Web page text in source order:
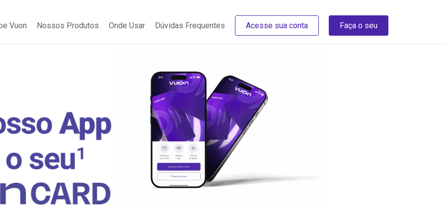
Vuon Nossos Produtos Onde Usar Dúvidas Frequentes Acesse sua conta Faça o seu